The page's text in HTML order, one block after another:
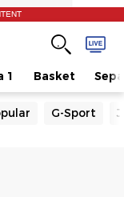
1 Basket
G-Sport